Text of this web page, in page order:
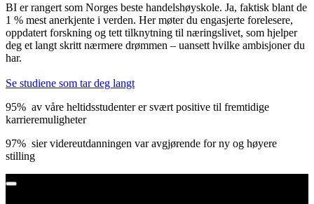
BI er rangert som Norges beste handelshøyskole. Ja, faktisk blant de
1 % mest anerkjente i verden. Her møter du engasjerte forelesere,
oppdatert forskning og tett tilknytning til næringslivet, som hjelper
deg et langt skritt nærmere drømmen – uansett hvilke ambisjoner du
har.
Se studiene som tar deg langt
95% av våre heltidsstudenter er svært positive til fremtidige
karrieremuligheter
97% sier videreutdanningen var avgjørende for ny og høyere
stilling